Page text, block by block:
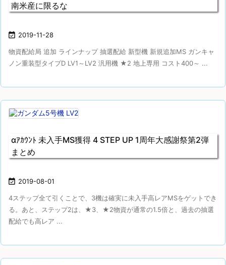
南米産に限るな
 2019-11-28
物資配給局 追加 ラインナップ 抽選配給 新型機 新規追加MS ガンキャ
ノン重装型タイプD LV1～LV2 汎用機 ★2 地上専用 コスト400～ ...
αｱｶｳﾝﾄ 未入手MS獲得 4 STEP UP 1周年大感謝祭第2弾
まとめ
 2019-08-01
4ステップ全て引くことで、3機は確実に未入手高レアMSをゲットでき
る。あと、ステップ2は、★3、★2物資が通常の1.5倍と、過去の抽選
配給でも高レア ...